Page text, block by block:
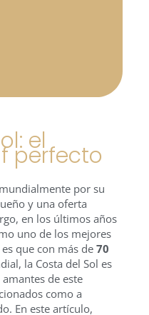
el
perfecto
por su
y una oferta
en los últimos años
uno de los mejores
que con más de 70
la Costa del Sol es
de este
como a
En este artículo,